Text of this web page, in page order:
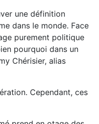
une définition
dans le monde. Face
purement politique
pourquoi dans un
Chérisier, alias
Cependant, ces